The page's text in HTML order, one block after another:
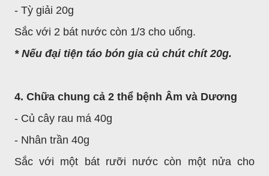
- Tỳ giải 20g
Sắc với 2 bát nước còn 1/3 cho uống.
* Nếu đại tiện táo bón gia củ chút chít 20g.
4. Chữa chung cả 2 thể bệnh Âm và Dương
- Củ cây rau má 40g
- Nhân trần 40g
Sắc với một bát rưỡi nước còn một nửa cho